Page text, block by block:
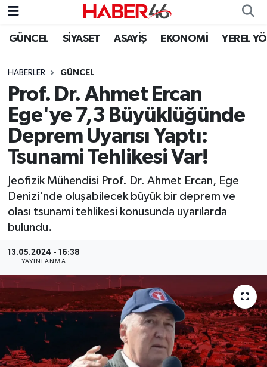
GÜNCEL SİYASET ASAYİŞ EKONOMİ YEREL
HABERLER GÜNCEL
Prof. Dr. Ahmet Ercan
Ege'ye 7,3 Büyüklüğünde
Deprem Uyarısı Yaptı:
Tsunami Tehlikesi Var!
Jeofizik Mühendisi Prof. Dr. Ahmet Ercan, Ege
Denizi'nde oluşabilecek büyük bir deprem ve
olası tsunami tehlikesi konusunda uyarılarda
bulundu.
13.05.2024 - 16:38
YAYINLANMA
GÜNCEL
SİYASET
EKONOMİ
SPOR
YAŞAM
TEKNOLOJİ
SAĞLIK
EĞİTİM
İLÇE HABERLERİ
KÜLTÜR-SANAT
Nöbetçi Eczaneler
Hava Durumu
Kahramanmaraş Namaz Vakitleri
Trafik Durumu
Süper Lig Puan Durumu ve Fikstür
Tüm Manşetler
Son Dakika Haberleri
Haber Arşivi